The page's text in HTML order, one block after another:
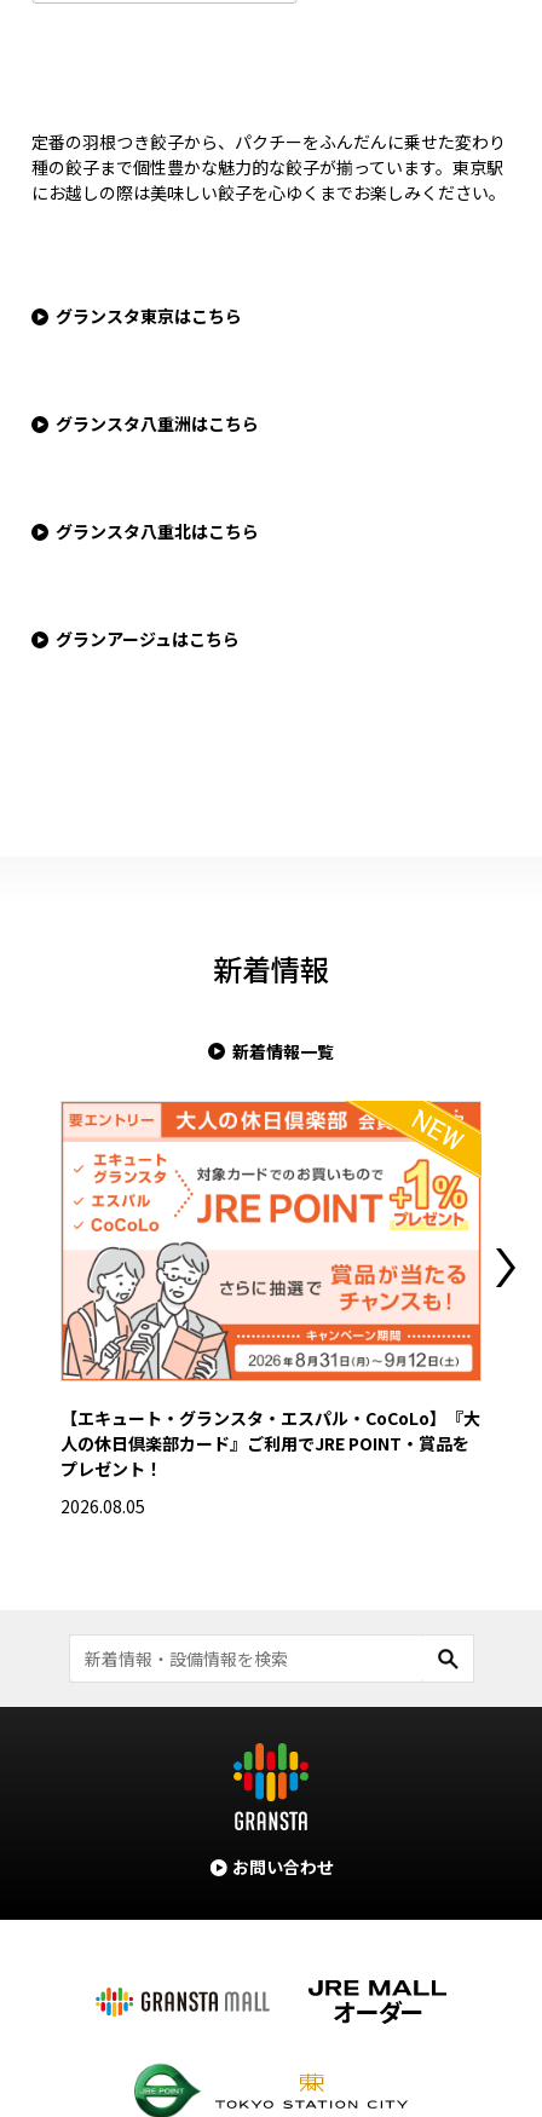
定番の羽根つき餃子から、パクチーをふんだんに乗せた変わり
種の餃子まで個性豊かな魅力的な餃子が揃っています。東京駅
にお越しの際は美味しい餃子を心ゆくまでお楽しみください。
グランスタ東京はこちら
グランスタ八重洲はこちら
グランスタ八重北はこちら
グランアージュはこちら
新着情報
新着情報一覧
【エキュート・グランスタ・エスパル・CoCoLo】『大
人の休日倶楽部カード』ご利用でJRE POINT・賞品を
プレゼント！
2026.08.05
お問い合わせ